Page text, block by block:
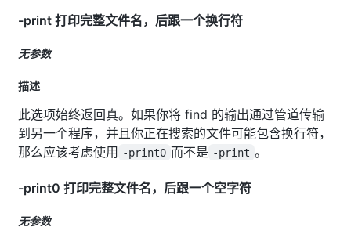
-print 打印完整文件名，后跟一个换行符
无参数
描述
此选项始终返回真。如果你将 find 的输出通过管道传输
到另一个程序，并且你正在搜索的文件可能包含换行符，
那么应该考虑使用 -print0 而不是 -print 。
-print0 打印完整文件名，后跟一个空字符
无参数